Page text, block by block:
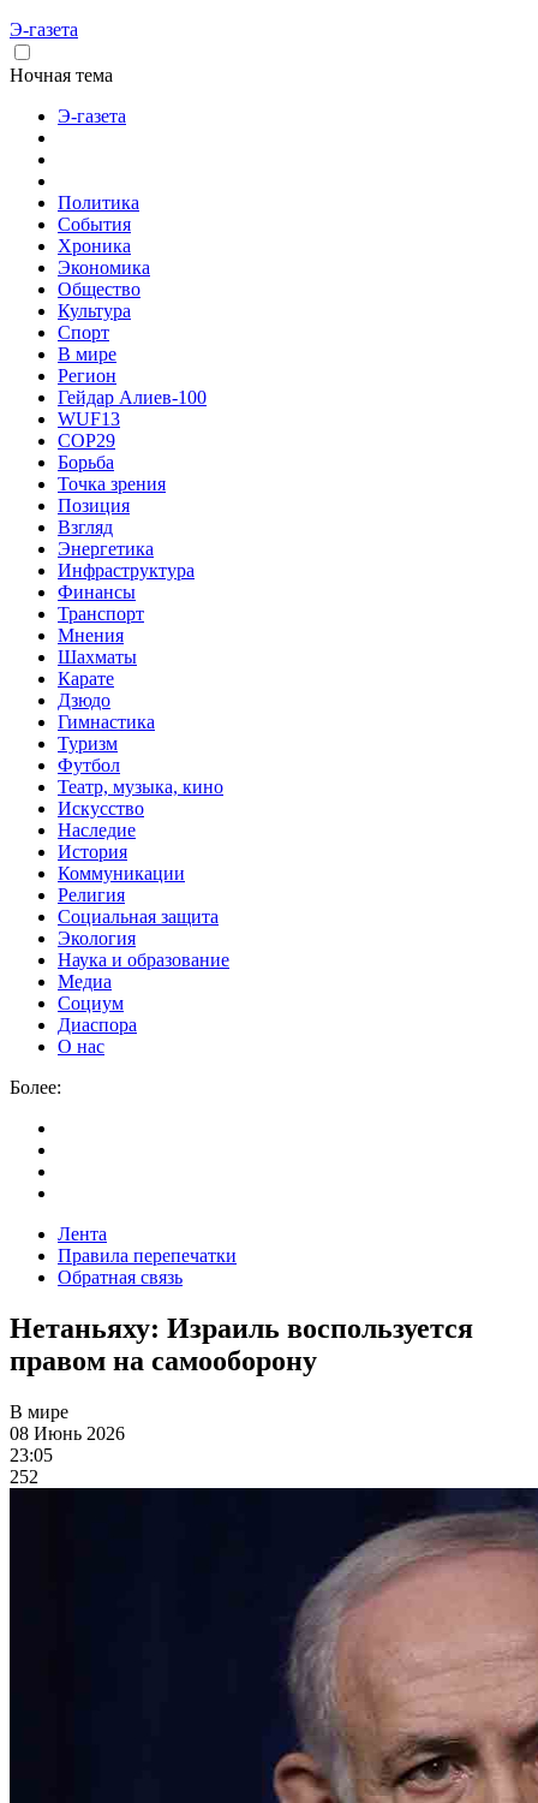
Э-газета
Ночная тема
Э-газета
Политика
События
Хроника
Экономика
Общество
Культура
Спорт
В мире
Регион
Гейдар Алиев-100
WUF13
COP29
Борьба
Точка зрения
Позиция
Взгляд
Энергетика
Инфраструктура
Финансы
Транспорт
Мнения
Шахматы
Карате
Дзюдо
Гимнастика
Туризм
Футбол
Театр, музыка, кино
Искусство
Наследие
История
Коммуникации
Религия
Социальная защита
Экология
Наука и образование
Медиа
Социум
Диаспора
О нас
Более:
Лента
Правила перепечатки
Обратная связь
Нетаньяху: Израиль воспользуется
правом на самооборону
В мире
08 Июнь 2026
23:05
252